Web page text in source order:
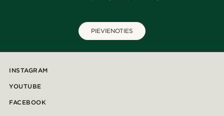
PIEVIENOTIES
INSTAGRAM
YOUTUBE
FACEBOOK